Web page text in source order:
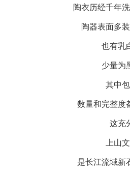
陶衣历经千年洗
陶器表面多装
也有乳
少量为
其中包
数量和完整度
这充
上山文
是长江流域新